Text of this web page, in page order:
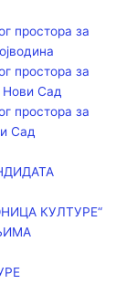
простора за
простора за
Нови Сад
простора за
Сад
КУЛТУРЕ“